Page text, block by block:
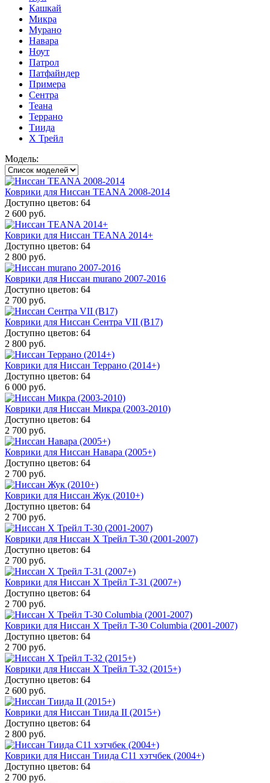
Кашкай
Микра
Мурано
Навара
Ноут
Патрол
Патфайндер
Примера
Сентра
Теана
Террано
Тиида
Х Трейл
Модель:
Коврики для Ниссан TEANA 2008-2014
Доступно цветов: 64
2 600 руб.
Коврики для Ниссан TEANA 2014+
Доступно цветов: 64
2 800 руб.
Коврики для Ниссан murano 2007-2016
Доступно цветов: 64
2 700 руб.
Коврики для Ниссан Сентра VII (B17)
Доступно цветов: 64
2 800 руб.
Коврики для Ниссан Террано (2014+)
Доступно цветов: 64
6 000 руб.
Коврики для Ниссан Микра (2003-2010)
Доступно цветов: 64
2 700 руб.
Коврики для Ниссан Навара (2005+)
Доступно цветов: 64
2 700 руб.
Коврики для Ниссан Жук (2010+)
Доступно цветов: 64
2 700 руб.
Коврики для Ниссан Х Трейл T-30 (2001-2007)
Доступно цветов: 64
2 700 руб.
Коврики для Ниссан Х Трейл T-31 (2007+)
Доступно цветов: 64
2 700 руб.
Коврики для Ниссан Х Трейл T-30 Columbia (2001-2007)
Доступно цветов: 64
2 700 руб.
Коврики для Ниссан Х Трейл T-32 (2015+)
Доступно цветов: 64
2 600 руб.
Коврики для Ниссан Тиида II (2015+)
Доступно цветов: 64
2 800 руб.
Коврики для Ниссан Тиида С11 хэтчбек (2004+)
Доступно цветов: 64
2 700 руб.